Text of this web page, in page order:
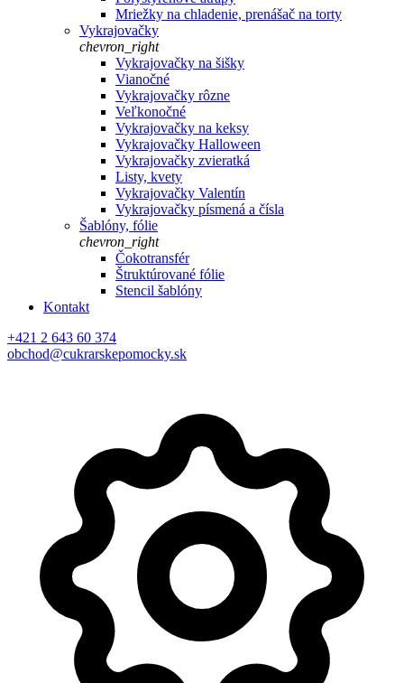
Mriežky na chladenie, prenášač na torty
Vykrajovačky
chevron_right
Vykrajovačky na šišky
Vianočné
Vykrajovačky rôzne
Veľkonočné
Vykrajovačky na keksy
Vykrajovačky Halloween
Vykrajovačky zvieratká
Listy, kvety
Vykrajovačky Valentín
Vykrajovačky písmená a čísla
Šablóny, fólie
chevron_right
Čokotransfér
Štruktúrované fólie
Stencil šablóny
Kontakt
+421 2 643 60 374
obchod@cukrarskepomocky.sk